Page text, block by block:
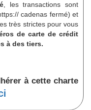
, les transactions sont
cadenas fermé) et
très strictes pour vous
de carte de crédit
à des tiers.
à cette charte